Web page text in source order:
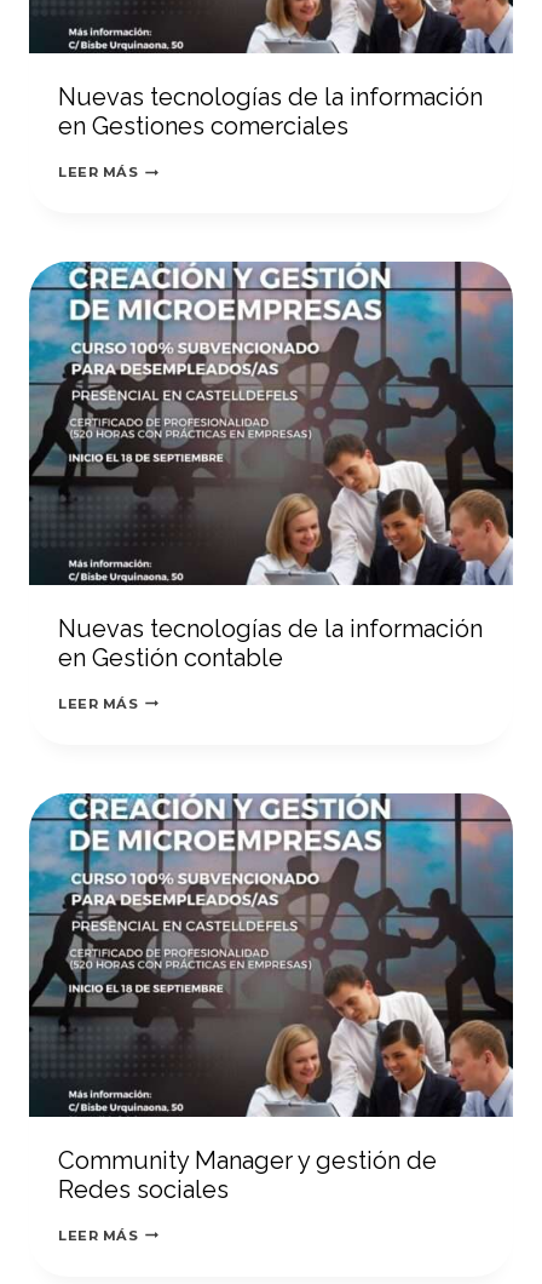
Nuevas tecnologías de la información
en Gestiones comerciales
LEER MÁS NUEVAS
EN
GESTIONES
COMERCIALES
Nuevas tecnologías de la información
en Gestión contable
LEER MÁS NUEVAS
EN
GESTIÓN
CONTABLE
Community Manager y gestión de
Redes sociales
LEER MÁS COMMUNITY